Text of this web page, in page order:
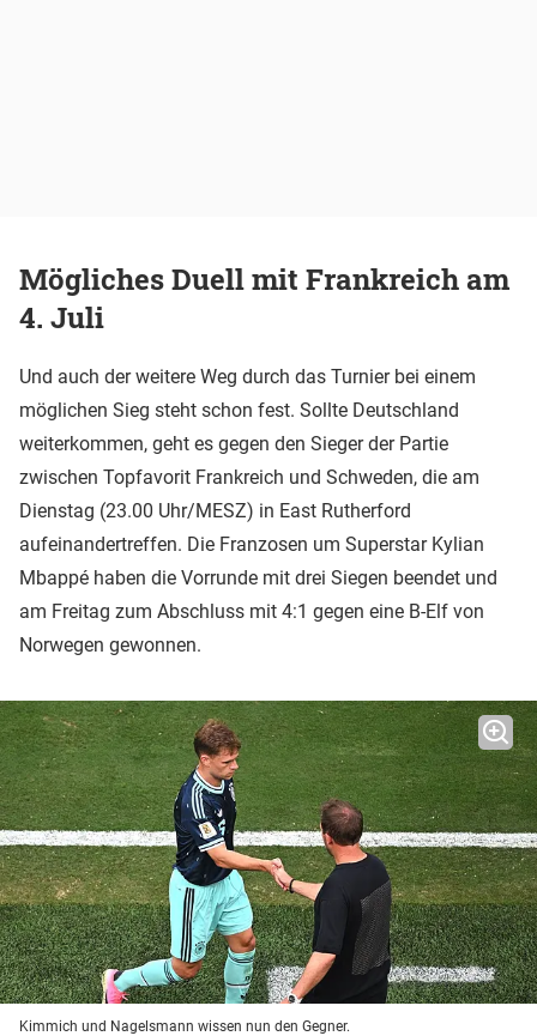
Mögliches Duell mit Frankreich am
4. Juli
Und auch der weitere Weg durch das Turnier bei einem
möglichen Sieg steht schon fest. Sollte Deutschland
weiterkommen, geht es gegen den Sieger der Partie
zwischen Topfavorit Frankreich und Schweden, die am
Dienstag (23.00 Uhr/MESZ) in East Rutherford
aufeinandertreffen. Die Franzosen um Superstar Kylian
Mbappé haben die Vorrunde mit drei Siegen beendet und
am Freitag zum Abschluss mit 4:1 gegen eine B-Elf von
Norwegen gewonnen.
Kimmich und Nagelsmann wissen nun den Gegner.